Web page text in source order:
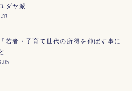
ダヤ派
若者・子育て世代の所得を伸ばす事に